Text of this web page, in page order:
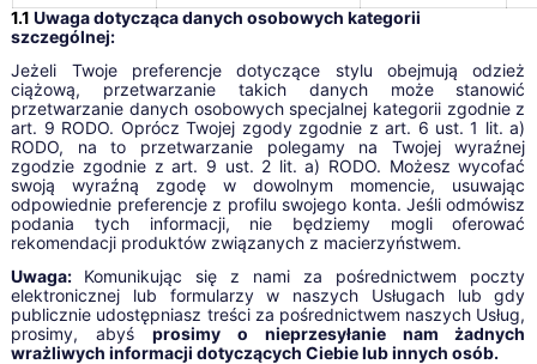
1.1 Uwaga dotycząca danych osobowych kategorii
szczególnej:
Jeżeli Twoje preferencje dotyczące stylu obejmują odzież
ciążową, przetwarzanie takich danych może stanowić
przetwarzanie danych osobowych specjalnej kategorii zgodnie z
art. 9 RODO. Oprócz Twojej zgody zgodnie z art. 6 ust. 1 lit. a)
RODO, na to przetwarzanie polegamy na Twojej wyraźnej
zgodzie zgodnie z art. 9 ust. 2 lit. a) RODO. Możesz wycofać
swoją wyraźną zgodę w dowolnym momencie, usuwając
odpowiednie preferencje z profilu swojego konta. Jeśli odmówisz
podania tych informacji, nie będziemy mogli oferować
rekomendacji produktów związanych z macierzyństwem.
Uwaga: Komunikując się z nami za pośrednictwem poczty
elektronicznej lub formularzy w naszych Usługach lub gdy
publicznie udostępniasz treści za pośrednictwem naszych Usług,
prosimy, abyś prosimy o nieprzesyłanie nam żadnych
wrażliwych informacji dotyczących Ciebie lub innych osób.